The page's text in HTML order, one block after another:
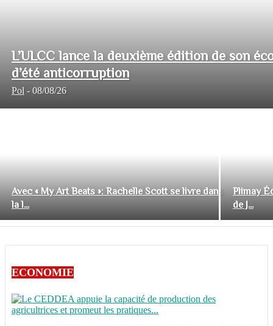
L’ULCC lance la deuxième édition de son
d’été anticorruption
Pol - 08/08/26
Avec « My Art Beats »: Rachelle Scott se livre dans
la l...
Plimay
de J...
ECONOMIE